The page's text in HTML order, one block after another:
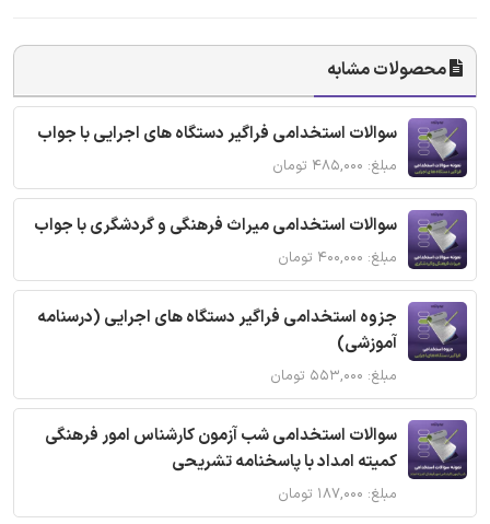
محصولات مشابه
سوالات استخدامی فراگیر دستگاه های اجرایی با جواب
مبلغ: ۴۸۵,۰۰۰ تومان
سوالات استخدامی میراث فرهنگی و گردشگری با جواب
مبلغ: ۴۰۰,۰۰۰ تومان
جزوه استخدامی فراگیر دستگاه های اجرایی (درسنامه
آموزشی)
مبلغ: ۵۵۳,۰۰۰ تومان
سوالات استخدامی شب آزمون کارشناس امور فرهنگی
کمیته امداد با پاسخنامه تشریحی
مبلغ: ۱۸۷,۰۰۰ تومان